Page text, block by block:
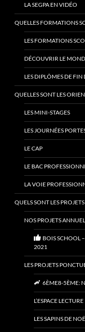
LA SEGPA EN VIDÉO
QUELLES FORMATIONS
LES FORMATIONS
DÉCOUVRIR LE
LES DIPLÔMES DE FIN
QUELLES SONT LES
LES MINI-STAGES
LES JOURNÉES
LE CAP
LE BAC
LA VOIE
QUELS SONT LES
NOS PROJETS
BOIS SCHOOL
2021
LES PROJETS
6ÈME8-5ÈME:
L’ESPACE LECTURE
LES SAPINS DE